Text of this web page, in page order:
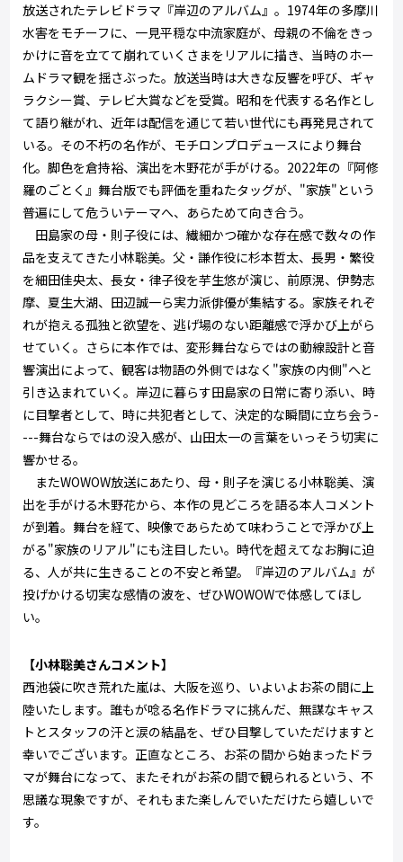
放送されたテレビドラマ『岸辺のアルバム』。1974年の多摩川
水害をモチーフに、一見平穏な中流家庭が、母親の不倫をきっ
かけに音を立てて崩れていくさまをリアルに描き、当時のホー
ムドラマ観を揺さぶった。放送当時は大きな反響を呼び、ギャ
ラクシー賞、テレビ大賞などを受賞。昭和を代表する名作とし
て語り継がれ、近年は配信を通じて若い世代にも再発見されて
いる。その不朽の名作が、モチロンプロデュースにより舞台
化。脚色を倉持裕、演出を木野花が手がける。2022年の『阿修
羅のごとく』舞台版でも評価を重ねたタッグが、"家族"という
普遍にして危ういテーマへ、あらためて向き合う。
田島家の母・則子役には、繊細かつ確かな存在感で数々の作
品を支えてきた小林聡美。父・謙作役に杉本哲太、長男・繁役
を細田佳央太、長女・律子役を芋生悠が演じ、前原滉、伊勢志
摩、夏生大湖、田辺誠一ら実力派俳優が集結する。家族それぞ
れが抱える孤独と欲望を、逃げ場のない距離感で浮かび上がら
せていく。さらに本作では、変形舞台ならではの動線設計と音
響演出によって、観客は物語の外側ではなく"家族の内側"へと
引き込まれていく。岸辺に暮らす田島家の日常に寄り添い、時
に目撃者として、時に共犯者として、決定的な瞬間に立ち会う-
---舞台ならではの没入感が、山田太一の言葉をいっそう切実に
響かせる。
またWOWOW放送にあたり、母・則子を演じる小林聡美、演
出を手がける木野花から、本作の見どころを語る本人コメント
が到着。舞台を経て、映像であらためて味わうことで浮かび上
がる"家族のリアル"にも注目したい。時代を超えてなお胸に迫
る、人が共に生きることの不安と希望。『岸辺のアルバム』が
投げかける切実な感情の波を、ぜひWOWOWで体感してほし
い。
【小林聡美さんコメント】
西池袋に吹き荒れた嵐は、大阪を巡り、いよいよお茶の間に上
陸いたします。誰もが唸る名作ドラマに挑んだ、無謀なキャス
トとスタッフの汗と涙の結晶を、ぜひ目撃していただけますと
幸いでございます。正直なところ、お茶の間から始まったドラ
マが舞台になって、またそれがお茶の間で観られるという、不
思議な現象ですが、それもまた楽しんでいただけたら嬉しいで
す。